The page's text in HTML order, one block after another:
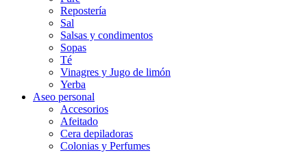
Repostería
Sal
Salsas y condimentos
Sopas
Té
Vinagres y Jugo de limón
Yerba
Aseo personal
Accesorios
Afeitado
Cera depiladoras
Colonias y Perfumes